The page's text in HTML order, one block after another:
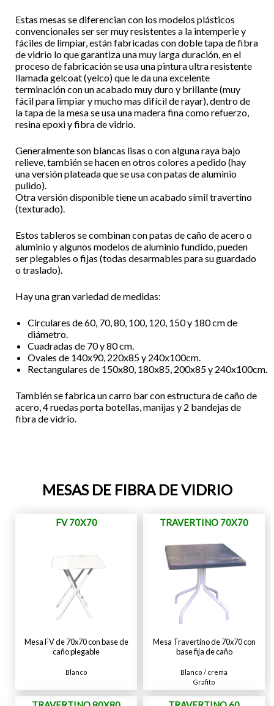
Estas mesas se diferencian con los modelos plásticos
convencionales ser ser muy resistentes a la intemperie y
fáciles de limpiar, están fabricadas con doble tapa de fibra
de vidrio lo que garantiza una muy larga duración, en el
proceso de fabricación se usa una pintura ultra resistente
llamada gelcoat (yelco) que le da una excelente
terminación con un acabado muy duro y brillante (muy
fácil para limpiar y mucho mas difícil de rayar), dentro de
la tapa de la mesa se usa una madera fina como refuerzo,
resina epoxi y fibra de vidrio.
Generalmente son blancas lisas o con alguna raya bajo
relieve, también se hacen en otros colores a pedido (hay
una versión plateada que se usa con patas de aluminio
pulido).
Otra versión disponible tiene un acabado símil travertino
(texturado).
Estos tableros se combinan con patas de caño de acero o
aluminio y algunos modelos de aluminio fundido, pueden
ser plegables o fijas (todas desarmables para su guardado
o traslado).
Hay una gran variedad de medidas:
Circulares de 60, 70, 80, 100, 120, 150 y 180 cm de
diámetro.
Cuadradas de 70 y 80 cm.
Ovales de 140x90, 220x85 y 240x100cm.
Rectangulares de 150x80, 180x85, 200x85 y 240x100cm.
También se fabrica un carro bar con estructura de caño de
acero, 4 ruedas porta botellas, manijas y 2 bandejas de
fibra de vidrio.
MESAS DE FIBRA DE VIDRIO
FV 70X70
Mesa FV de 70x70 con base de
caño plegable
Blanco
TRAVERTINO 70X70
Mesa Travertino de 70x70 con
base fija de caño
Blanco / crema
Grafito